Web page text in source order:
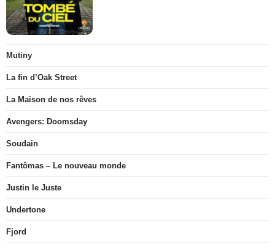
Mutiny
La fin d’Oak Street
La Maison de nos rêves
Avengers: Doomsday
Soudain
Fantômas – Le nouveau monde
Justin le Juste
Undertone
Fjord